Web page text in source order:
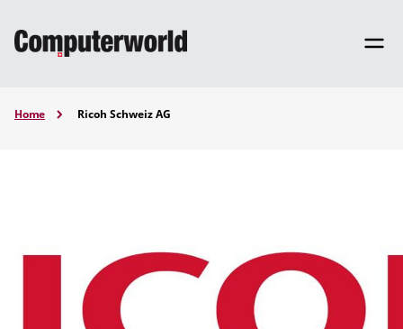
Home Ricoh Schweiz AG